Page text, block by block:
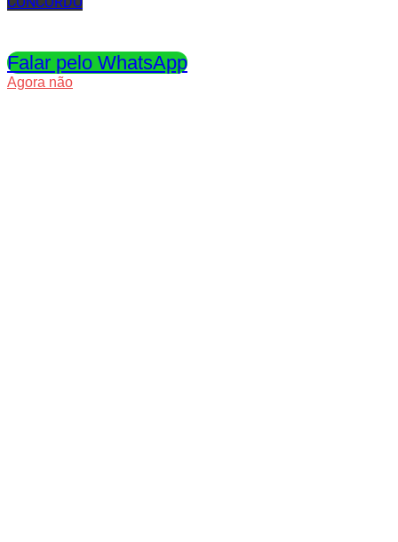
Falar pelo WhatsApp
Agora não